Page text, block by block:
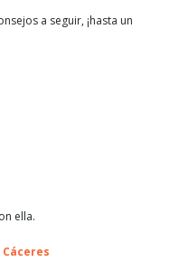
a seguir, ¡hasta un
ella.